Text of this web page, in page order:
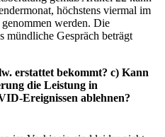
höchstens viermal im
werden. Die
mündliche Gespräch beträgt
erstattet bekommt? c) Kann
die Leistung in
Ereignissen ablehnen?